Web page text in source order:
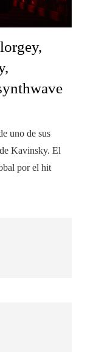
uno de sus
Kavinsky. El
por el hit